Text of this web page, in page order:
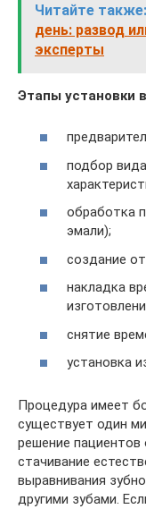
Читайте также:
день: развод
эксперты
Этапы установки
подбор
обработка
эмали);
создание
накладка
снятие
установка
Процедура имеет
существует один
решение пациентов
стачивание
выравнивания
другими зубами.